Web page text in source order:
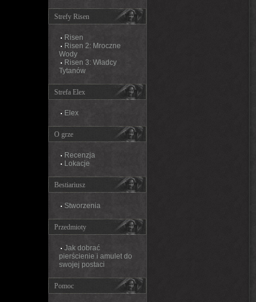
Strefy Risen
Risen
Risen 2: Mroczne
Wody
Risen 3: Władcy
Tytanów
Strefa Elex
Elex
O grze
Recenzja
Lokacje
Bestiariusz
Stworzenia
Przedmioty
Jak dobrać
pierścienie i amulet do
swojej postaci
Pomoc